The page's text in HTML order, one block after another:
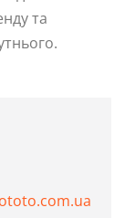
та